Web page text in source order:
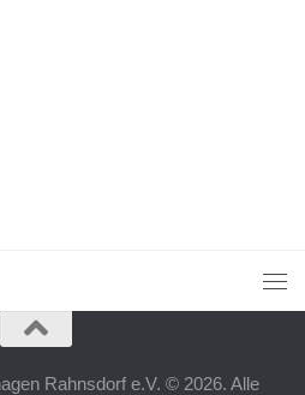
Rahnsdorf e.V. © 2026. Alle